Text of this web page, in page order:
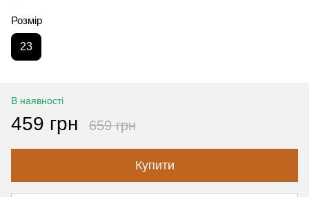
Розмір
23
В наявності
459 грн 659 грн
Купити